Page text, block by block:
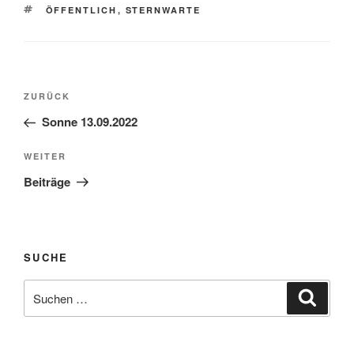
SCHLAGWÖRTER
ÖFFENTLICH , STERNWARTE
Beitragsnavigation
Vorheriger
Beitrag
ZURÜCK
Sonne 13.09.2022
Nächster
Beitrag
WEITER
Beiträge
SUCHE
nach: